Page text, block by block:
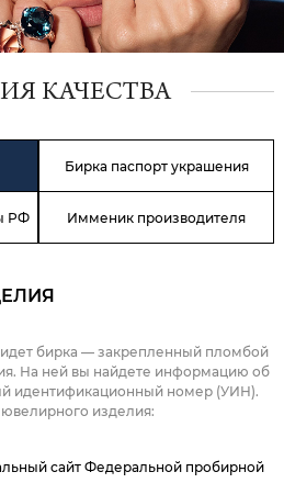
КАЧЕСТВА
Бирка паспорт украшения
РФ Имменик производителя
бирка — закрепленный пломбой
На ней вы найдете информацию об
идентификационный номер (УИН).
изделия:
сайт Федеральной пробирной